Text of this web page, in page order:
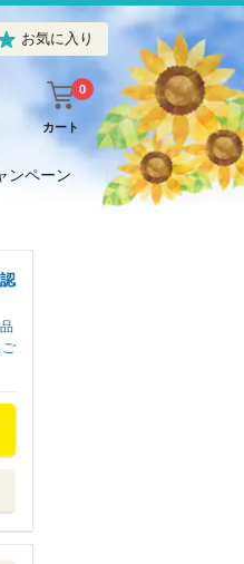
お気に入り
カート
0
ンペーン